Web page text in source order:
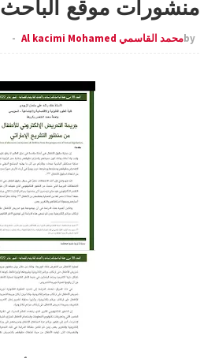
منشورات موقع الباحث
byمحمد القاسمي Al kacimi Mohamed